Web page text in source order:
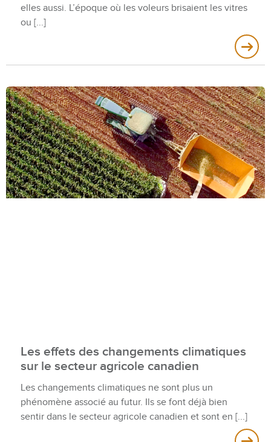
elles aussi. L’époque où les voleurs brisaient les vitres
ou
Les effets des changements climatiques
sur le secteur agricole canadien
Les changements climatiques ne sont plus un
phénomène associé au futur. Ils se font déjà bien
sentir dans le secteur agricole canadien et sont en